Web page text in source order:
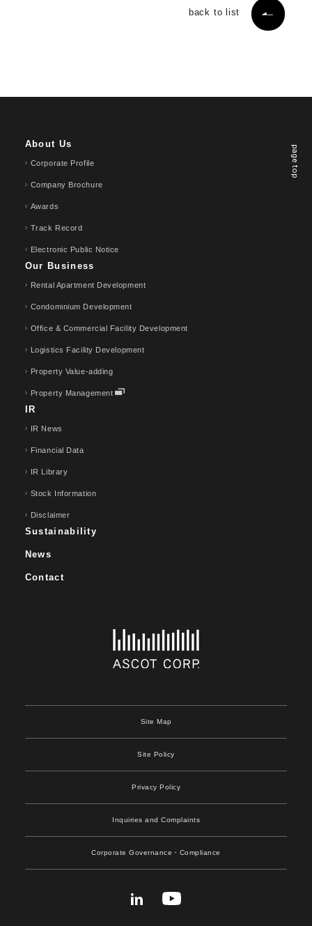
back to list
page top
About Us
Corporate Profile
Company Brochure
Awards
Track Record
Electronic Public Notice
Our Business
Rental Apartment Development
Condominium Development
Office & Commercial Facility Development
Logistics Facility Development
Property Value-adding
Property Management
IR
IR News
Financial Data
IR Library
Stock Information
Disclaimer
Sustainability
News
Contact
Site Map
Site Policy
Privacy Policy
Inquiries and Complaints
Corporate Governance ・Compliance